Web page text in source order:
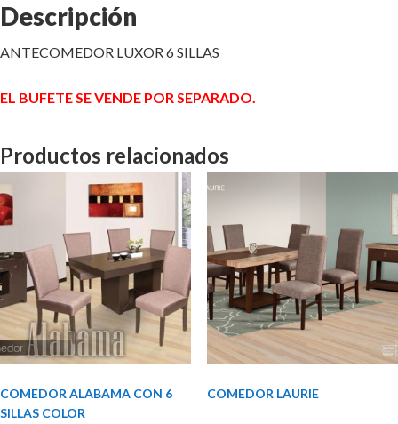
Descripción
ANTECOMEDOR LUXOR 6 SILLAS
EL BUFETE SE VENDE POR SEPARADO.
Productos relacionados
COMEDOR ALABAMA CON 6
SILLAS COLOR
COMEDOR LAURIE